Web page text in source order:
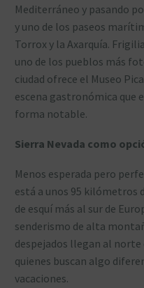
Mediterráneo y pasando
y uno de los paseos
Torrox y la Axarquía.
uno de los pueblos más
ciudad ofrece el Museo
escena gastronómica que
forma notable.
Sierra Nevada como
Menos esperada pero
está a unos 95 kilómetros
de esquí más al sur de
senderismo de alta
despejados llegan al norte
quienes buscan algo
vacaciones.